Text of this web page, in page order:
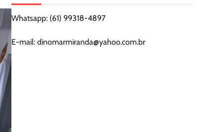
Whatsapp: (61) 99318-4897
E-mail: dinomarmiranda@yahoo.com.br